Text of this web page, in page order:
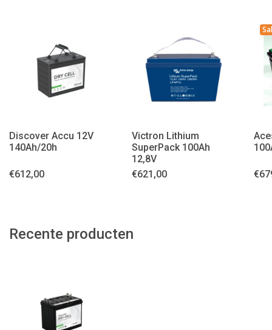
Discover Accu 12V
140Ah/20h
€612,00
Victron Lithium
SuperPack 100Ah
12,8V
€621,00 €
Recente producten